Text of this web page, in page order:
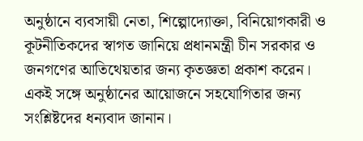
অনুষ্ঠানে ব্যবসায়ী নেতা, শিল্পোদ্যোক্তা, বিনিয়োগকারী ও
কূটনীতিকদের স্বাগত জানিয়ে প্রধানমন্ত্রী চীন সরকার ও
জনগণের আতিথেয়তার জন্য কৃতজ্ঞতা প্রকাশ করেন।
একই সঙ্গে অনুষ্ঠানের আয়োজনে সহযোগিতার জন্য
সংশ্লিষ্টদের ধন্যবাদ জানান।